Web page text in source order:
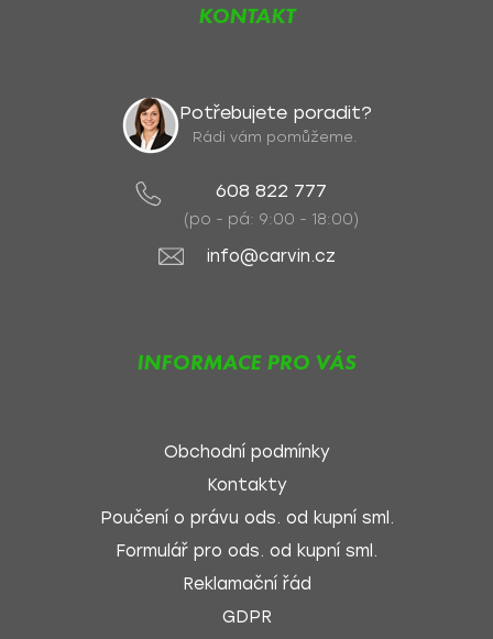
KONTAKT
Potřebujete poradit?
Rádi vám pomůžeme.
608 822 777
(po - pá: 9:00 - 18:00)
info@carvin.cz
INFORMACE PRO VÁS
Obchodní podmínky
Kontakty
Poučení o právu ods. od kupní sml.
Formulář pro ods. od kupní sml.
Reklamační řád
GDPR